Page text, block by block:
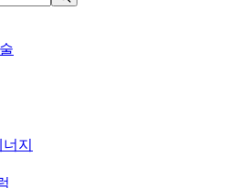
지